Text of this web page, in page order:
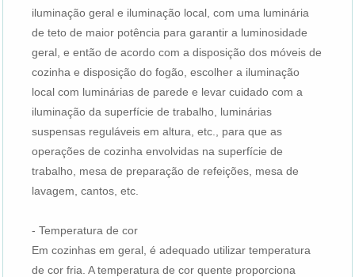
iluminação geral e iluminação local, com uma luminária
de teto de maior potência para garantir a luminosidade
geral, e então de acordo com a disposição dos móveis de
cozinha e disposição do fogão, escolher a iluminação
local com luminárias de parede e levar cuidado com a
iluminação da superfície de trabalho, luminárias
suspensas reguláveis ​​em altura, etc., para que as
operações de cozinha envolvidas na superfície de
trabalho, mesa de preparação de refeições, mesa de
lavagem, cantos, etc.
- Temperatura de cor
Em cozinhas em geral, é adequado utilizar temperatura
de cor fria. A temperatura de cor quente proporciona